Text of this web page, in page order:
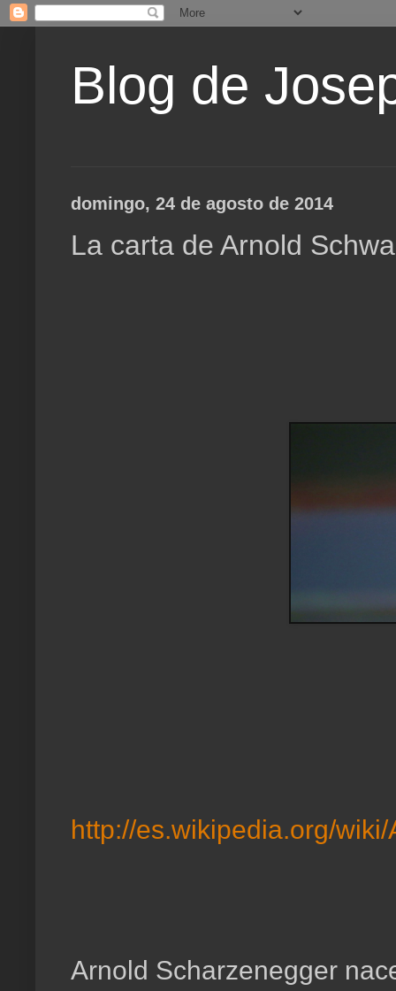
Blog de
domingo, 24 de agosto de 2014
La carta de Arnold
http://es.wikipedia.org/
Arnold Scharzenegger